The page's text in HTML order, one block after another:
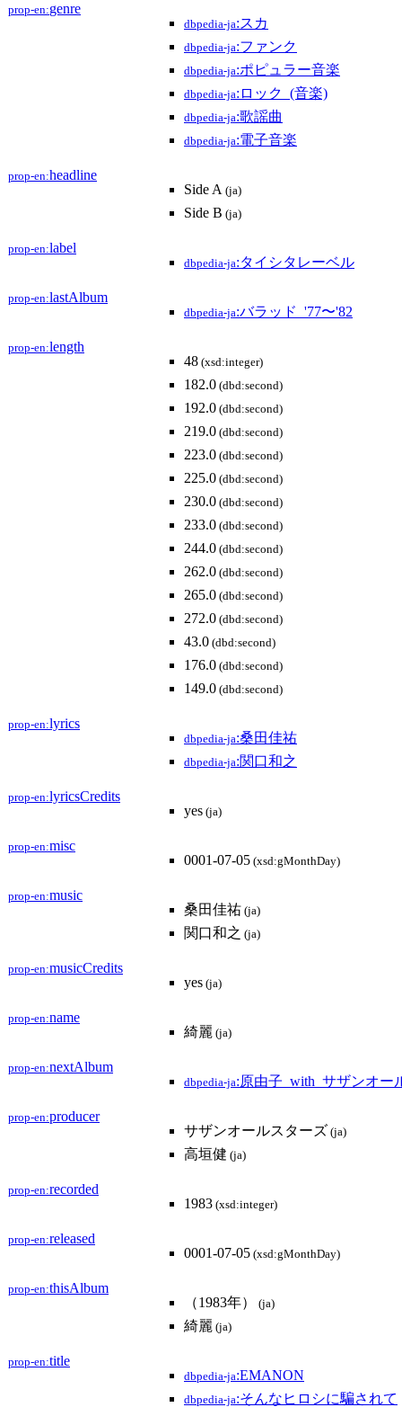
prop-en:genre
dbpedia-ja:スカ
dbpedia-ja:ファンク
dbpedia-ja:ポピュラー音楽
dbpedia-ja:ロック_(音楽)
dbpedia-ja:歌謡曲
dbpedia-ja:電子音楽
prop-en:headline
Side A (ja)
Side B (ja)
prop-en:label
dbpedia-ja:タイシタレーベル
prop-en:lastAlbum
dbpedia-ja:バラッド_'77〜'82
prop-en:length
48 (xsd:integer)
182.0 (dbd:second)
192.0 (dbd:second)
219.0 (dbd:second)
223.0 (dbd:second)
225.0 (dbd:second)
230.0 (dbd:second)
233.0 (dbd:second)
244.0 (dbd:second)
262.0 (dbd:second)
265.0 (dbd:second)
272.0 (dbd:second)
43.0 (dbd:second)
176.0 (dbd:second)
149.0 (dbd:second)
prop-en:lyrics
dbpedia-ja:桑田佳祐
dbpedia-ja:関口和之
prop-en:lyricsCredits
yes (ja)
prop-en:misc
0001-07-05 (xsd:gMonthDay)
prop-en:music
桑田佳祐 (ja)
関口和之 (ja)
prop-en:musicCredits
yes (ja)
prop-en:name
綺麗 (ja)
prop-en:nextAlbum
dbpedia-ja:原由子_with_サザンオー
prop-en:producer
サザンオールスターズ (ja)
高垣健 (ja)
prop-en:recorded
1983 (xsd:integer)
prop-en:released
0001-07-05 (xsd:gMonthDay)
prop-en:thisAlbum
（1983年）
(ja)
綺麗 (ja)
prop-en:title
dbpedia-ja:EMANON
dbpedia-ja:そんなヒロシに騙されて